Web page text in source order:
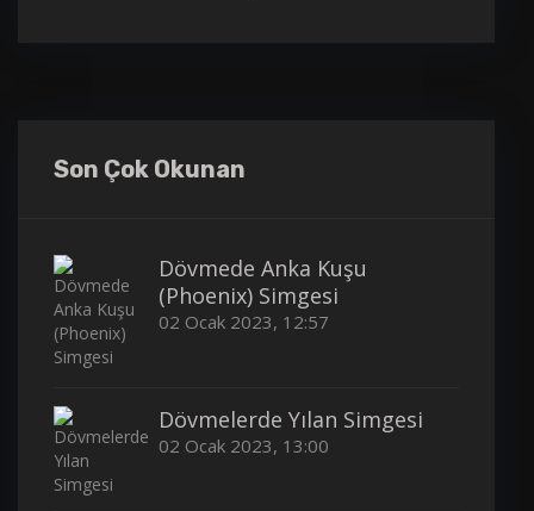
Son Çok Okunan
Dövmede Anka Kuşu
(Phoenix) Simgesi
02 Ocak 2023, 12:57
Dövmelerde Yılan Simgesi
02 Ocak 2023, 13:00